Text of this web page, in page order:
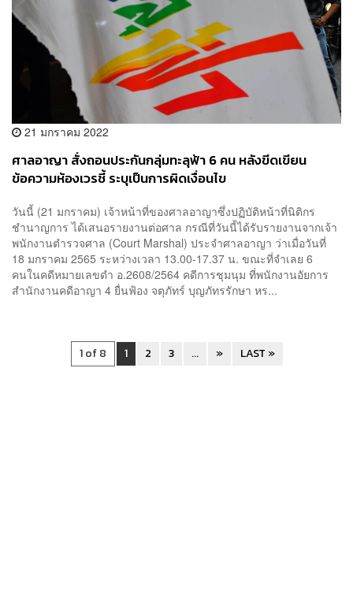
21 มกราคม 2022
ศาลอาญา สั่งถอนประกันกลุ่มทะลุฟ้า 6 คน หลังขีดเขียน
ข้อความห้องเวรชี้ ระบุเป็นการผิดเงื่อนไข
วันนี้ (21 มกราคม) เจ้าหน้าที่ของศาลอาญาซึ่งปฏิบัติหน้าที่นิติกร
ชำนาญการ ได้เสนอรายงานต่อศาล กรณีที่วันนี้ได้รับรายงานจากเจ้า
พนักงานตำรวจศาล (Court Marshal) ประจำศาลอาญา ว่าเมื่อวันที่
18 มกราคม 2565 ระหว่างเวลา 13.00-17.37 น. ขณะที่จำเลย 6
คนในคดีหมายเลขดำ อ.2608/2564 คดีการชุมนุม ที่พนักงานอัยการ
สำนักงานคดีอาญา 4 ยื่นฟ้อง จตุภัทร์ บุญภัทรรักษา หร...
1 of 8 1 2 3 ... » LAST »